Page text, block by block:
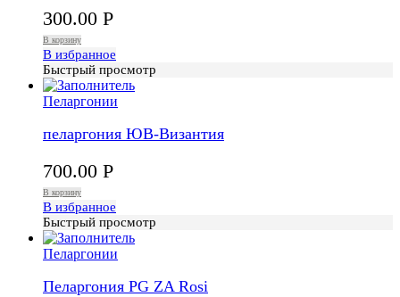
300.00 Р
В корзину
В избранное
Быстрый просмотр
Пеларгонии
пеларгония ЮВ-Византия
700.00 Р
В корзину
В избранное
Быстрый просмотр
Пеларгонии
Пеларгония PG ZA Rosi